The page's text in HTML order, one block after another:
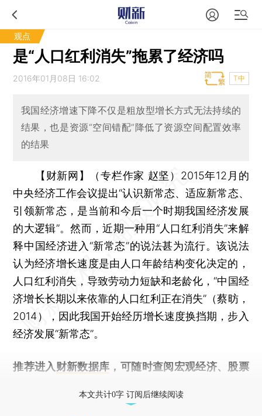
观点
是“人口红利消失”拖累了经济吗
2016年01月08日 16:02 T中
我国经济增速下降不仅是粗放型增长方式无法持续的
结果，也是资源“空间错配”降低了资源空间配置效率
的结果
【财新网】（专栏作家 赵坚） 2015年12月的
中央经济工作会议提出“认识新常态、适应新常态、
引领新常态，是当前和今后一个时期我国经济发展
的大逻辑”。然而，近期一种用“人口红利消失”来解
释中国经济进入“新常态”的说法甚为流行。该说法
认为经济增长速度是由人口年龄结构变化决定的，
人口红利消失，导致劳动力短缺和老龄化，“中国经
济增长长期以来依靠的人口红利正在消失”（蔡昉，
2014），因此我国开始经历增长速度换挡期，步入
经济发展“新常态”。
推荐进入 财新数据库 ，可随时查阅宏观经济、股票
本文共计0字 订阅后继续阅读